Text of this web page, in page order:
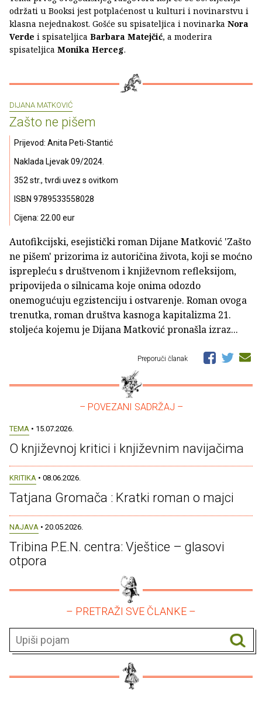
održati u Booksi jest potplaćenost u kulturi i novinarstvu i
klasna nejednakost. Gošće su spisateljica i novinarka Nora
Verde i spisateljica Barbara Matejčić, a moderira
spisateljica Monika Herceg.
DIJANA MATKOVIĆ
Zašto ne pišem
Prijevod: Anita Peti-Stantić
Naklada Ljevak 09/2024.
352 str., tvrdi uvez s ovitkom
ISBN 9789533558028
Cijena: 22.00 eur
Autofikcijski, esejistički roman Dijane Matković 'Zašto
ne pišem' prizorima iz autoričina života, koji se moćno
isprepleću s društvenom i književnom refleksijom,
pripovijeda o silnicama koje onima odozdo
onemogućuju egzistenciju i ostvarenje. Roman ovoga
trenutka, roman društva kasnoga kapitalizma 21.
stoljeća kojemu je Dijana Matković pronašla izraz...
Preporuči članak
– POVEZANI SADRŽAJ –
TEMA • 15.07.2026.
O književnoj kritici i književnim navijačima
KRITIKA • 08.06.2026.
Tatjana Gromača : Kratki roman o majci
NAJAVA • 20.05.2026.
Tribina P.E.N. centra: Vještice – glasovi
otpora
– PRETRAŽI SVE ČLANKE –